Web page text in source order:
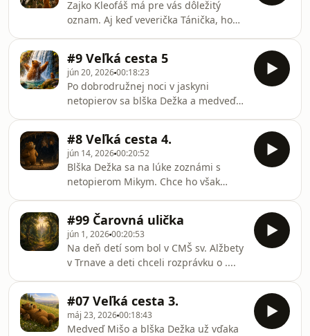
Zajko Kleofáš má pre vás dôležitý
oznam. Aj keď veverička Tánička, ho
https://www.paradnerozpravky.sk/aplikacia/
#9 Veľká cesta 5
jún 20, 202600:18:23
Po dobrodružnej noci v jaskyni
netopierov sa blška Dežka a medveď
#8 Veľká cesta 4.
jún 14, 202600:20:52
Blška Dežka sa na lúke zoznámi s
netopierom Mikym. Chce ho však
však tuho spí. Vy ste v hlasovaní
rozhodli, že ... ako to bude
pokračovať? Počúvajte.
#99 Čarovná ulička
jún 1, 202600:20:53
Na deň detí som bol v CMŠ sv. Alžbety
v Trnave a deti chceli rozprávku o ....
#07 Veľká cesta 3.
máj 23, 202600:18:43
Medveď Mišo a blška Dežka už vďaka